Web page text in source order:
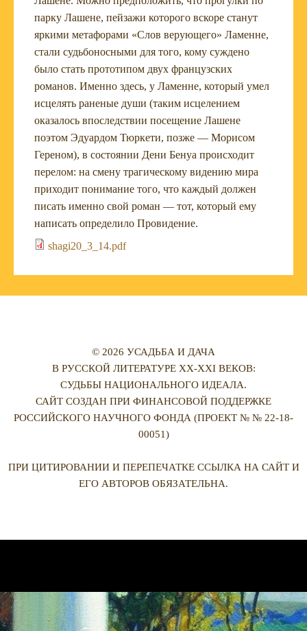
парку Лашене, пейзажи которого вскоре станут
яркими метафорами «Слов верующего» Ламенне,
стали судьбоносными для того, кому суждено
было стать прототипом двух французских
романов. Именно здесь, у Ламенне, который умел
исцелять раненые души (таким исцелением
оказалось впоследствии посещение Лашене
поэтом Эдуардом Тюркети, позже — Морисом
Гереном), в состоянии Дени Бенуа происходит
перелом: на смену трагическому видению мира
приходит понимание того, что каждый должен
писать именно свой роман — тот, который ему
написать определило Провидение.
shagi20_3_14.pdf
© 2026 УСАДЬБА И ДАЧА
В РУССКОЙ ЛИТЕРАТУРЕ XX-XXI ВЕКОВ:
СУДЬБЫ НАЦИОНАЛЬНОГО ИДЕАЛА.
САЙТ СОЗДАН ПРИ ФИНАНСОВОЙ ПОДДЕРЖКЕ
РОССИЙСКОГО НАУЧНОГО ФОНДА (ПРОЕКТ № № 22-18-
00051)
ПРИ ЦИТИРОВАНИИ И ПЕРЕПЕЧАТКЕ ССЫЛКА НА САЙТ И
ЕГО АВТОРОВ ОБЯЗАТЕЛЬНА.